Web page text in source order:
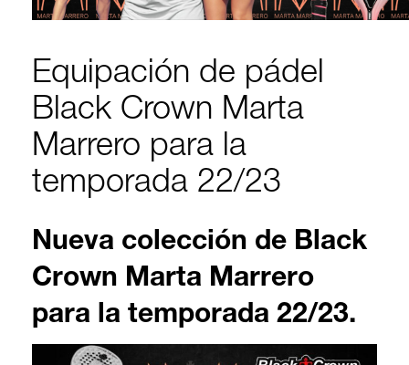
Equipación de pádel
Black Crown Marta
Marrero para la
temporada 22/23
Nueva colección de Black
Crown Marta Marrero
para la temporada 22/23.